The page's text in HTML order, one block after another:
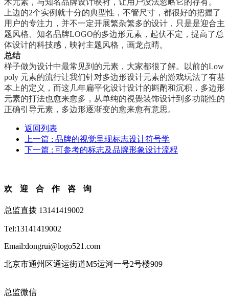
上边的2个实例就十分的典型性，不管尺寸，都很好的把握了
用户的专注力，并不一定开展繁杂繁多的设计，只是是迎合主
题风格、知名品牌LOGO的多边形元素，起伏不定，提高了总
体设计的科技感，映衬主题风格，画龙点晴。
总结
样子做为设计中最常见到的元素，大家都很了解。以前的Low
poly 元素的流行让我们针对多边形设计元素的游戏玩法了有基
本上的定义，而这几年扁平化设计设计的斟酌和沉积，多边形
元素的打法也愈来愈多，从单纯的視覺装饰设计到多功能性的
正确引导元素，多边形逐渐变的愈来愈有意思。
返回列表
上一篇 : 品牌的视觉呈现标志设计符号学
下一篇 : 可参考的标志及品牌形象设计流程
欢迎合作咨询
总监直拨 13141419002
Tel:13141419002
Email:dongrui@logo521.com
北京市通州区通运街道M5运河一号2号楼909
总监微信